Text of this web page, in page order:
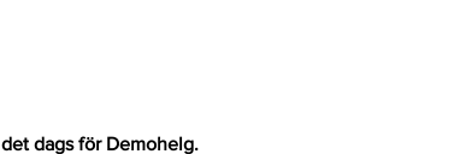
dags för Demohelg.